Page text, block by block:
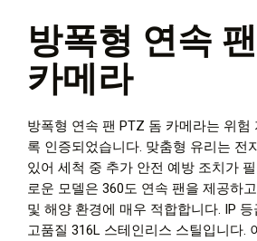
방폭형 연속
카메라
방폭형 연속 팬 PTZ 돔 카메라는 위험
록 인증되었습니다. 맞춤형 유리는 전
있어 세척 중 추가 안전 예방 조치가
로운 모델은 360도 연속 팬을 제공하
및 해양 환경에 매우 적합합니다. IP
고품질 316L 스테인리스 스틸입니다.